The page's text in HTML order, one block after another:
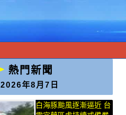
熱門新聞
2026年8月7日
白海豚颱風逐漸逼近 台